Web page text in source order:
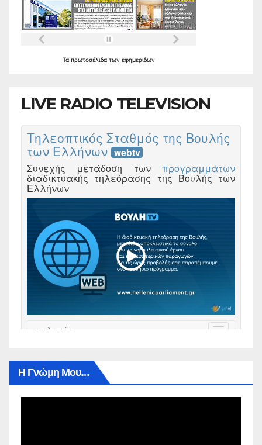
Τα πρωτοσέλιδα των εφημερίδων
LIVE RADIO TELEVISION
Η Γνώμη Μου…